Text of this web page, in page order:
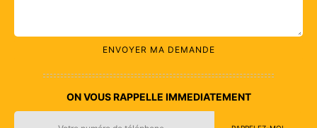
ON VOUS RAPPELLE IMMEDIATEMENT